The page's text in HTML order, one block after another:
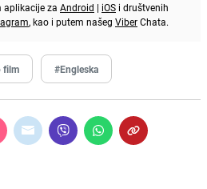
aplikacije za Android | iOS i društvenih
, kao i putem našeg ViberChata.
film #Engleska